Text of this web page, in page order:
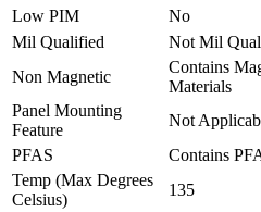
Low PIM
No
Mil Qualified
Not Mil
Non Magnetic
Contains
Materials
Panel Mounting
Feature
Not
PFAS
Contains
Temp (Max Degrees
Celsius)
135